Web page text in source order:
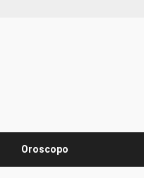
Oroscopo